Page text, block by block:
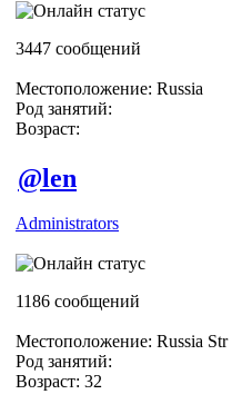
3447 сообщений
Местоположение: Russia
Род занятий:
Возраст:
@len
Administrators
1186 сообщений
Местоположение: Russia Str
Род занятий:
Возраст: 32